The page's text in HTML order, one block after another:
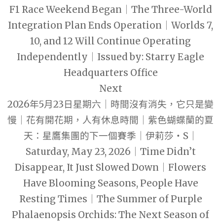
F1 Race Weekend Began｜The Three-World
Integration Plan Ends Operation｜Worlds 7,
10, and 12 Will Continue Operating
Independently｜Issued by: Starry Eagle
Headquarters Office
Next
2026年5月23日星期六｜時間沒有消失，它只是變
慢｜花有開花期，人有休息時間｜紫色蝴蝶蘭的夏
天：星鷹集團的下一個賽季｜伊莉莎・S｜
Saturday, May 23, 2026｜Time Didn’t
Disappear, It Just Slowed Down｜Flowers
Have Blooming Seasons, People Have
Resting Times｜The Summer of Purple
Phalaenopsis Orchids: The Next Season of